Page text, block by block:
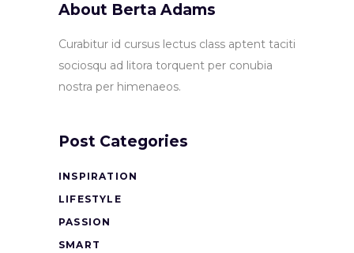
About Berta Adams
Curabitur id cursus lectus class aptent taciti
sociosqu ad litora torquent per conubia
nostra per himenaeos.
Post Categories
INSPIRATION
LIFESTYLE
PASSION
SMART